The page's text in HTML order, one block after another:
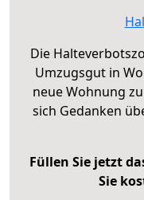
Die
Umzugsgut in
neue Wohnung
sich Gedanken
Füllen Sie jetzt
Sie